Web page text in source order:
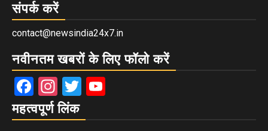
संपर्क करें
contact@newsindia24x7.in
नवीनतम खबरों के लिए फॉलो करें
Facebook
Instagram
Twitter
महत्वपूर्ण लिंक